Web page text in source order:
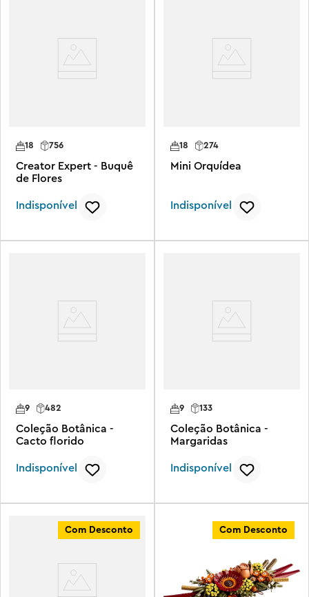
18 756
Creator Expert - Buquê
de Flores
Indisponível
18 274
Mini Orquídea
Indisponível
9 482
Coleção Botânica -
Cacto florido
Indisponível
133
9
Coleção Botânica -
Margaridas
Indisponível
Com Desconto Com Desconto